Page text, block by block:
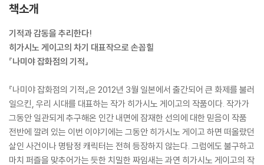
책소개
기적과 감동을 추리한다!
히가시노 게이고의 차기 대표작으로 손꼽힐
『나미야 잡화점의 기적』
『나미야 잡화점의 기적』은 2012년 3월 일본에서 출간되어 큰 화제를 불러
일으킨, 우리 시대를 대표하는 작가 히가시노 게이고의 작품이다. 작가가
그동안 일관되게 추구해온 인간 내면에 잠재한 선의에 대한 믿음이 작품
전반에 깔려 있는 이번 이야기에는 그동안 히가시노 게이고 하면 떠올랐던
살인 사건이나 명탐정 캐릭터는 전혀 등장하지 않는다. 그럼에도 불구하고
마치 퍼즐을 맞추어가는 듯한 치밀한 짜임새는 과연 히가시노 게이고의 작